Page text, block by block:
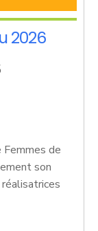
2026
de
son